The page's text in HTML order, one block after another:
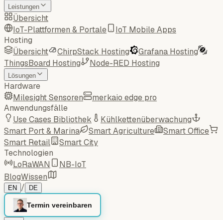
Leistungen
Übersicht
IoT-Plattformen & Portale
IoT Mobile Apps
Hosting
Übersicht
ChirpStack Hosting
Grafana Hosting
ThingsBoard Hosting
Node-RED Hosting
Lösungen
Hardware
Milesight Sensoren
merkaio edge pro
Anwendungsfälle
Use Cases Bibliothek
Kühlkettenüberwachung
Smart Port & Marina
Smart Agriculture
Smart Office
Smart Retail
Smart City
Technologien
LoRaWAN
NB-IoT
BlogWissen
EN / DE
Termin vereinbaren